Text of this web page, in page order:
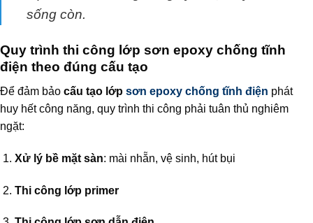
sống còn.
Quy trình thi công lớp sơn epoxy chống tĩnh
điện theo đúng cấu tạo
Để đảm bảo cấu tạo lớp sơn epoxy chống tĩnh điện phát
huy hết công năng, quy trình thi công phải tuân thủ nghiêm
ngặt:
Xử lý bề mặt sàn: mài nhẵn, vệ sinh, hút bụi
Thi công lớp primer